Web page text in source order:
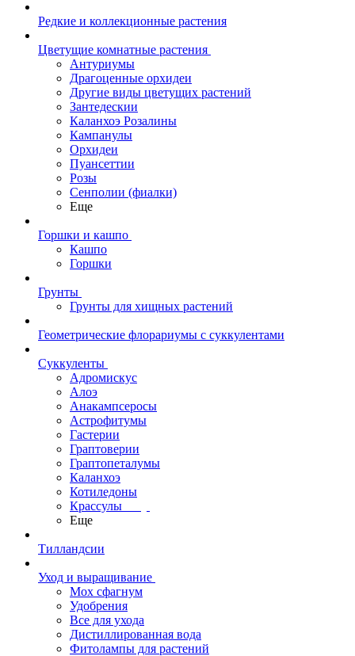
Редкие и коллекционные растения
Цветущие комнатные растения
Антуриумы
Драгоценные орхидеи
Другие виды цветущих растений
Зантедескии
Каланхоэ Розалины
Кампанулы
Орхидеи
Пуансеттии
Розы
Сенполии (фиалки)
Еще
Горшки и кашпо
Кашпо
Горшки
Грунты
Грунты для хищных растений
Геометрические флорариумы с суккулентами
Суккуленты
Адромискус
Алоэ
Анакампсеросы
Астрофитумы
Гастерии
Граптоверии
Граптопеталумы
Каланхоэ
Котиледоны
Крассулы
Еще
Тилландсии
Уход и выращивание
Мох сфагнум
Удобрения
Все для ухода
Дистиллированная вода
Фитолампы для растений